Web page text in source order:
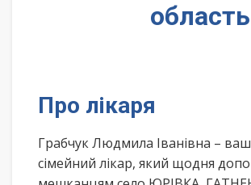
область
Про лікаря
Грабчук Людмила Іванівна –
сімейний лікар, який щодня